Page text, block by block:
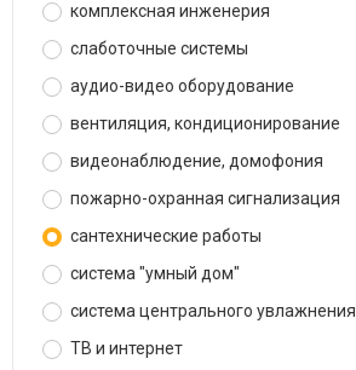
комплексная инженерия
слаботочные системы
аудио-видео оборудование
вентиляция, кондиционирование
видеонаблюдение, домофония
пожарно-охранная сигнализация
сантехнические работы
система "умный дом"
система центрального увлажнения
ТВ и интернет